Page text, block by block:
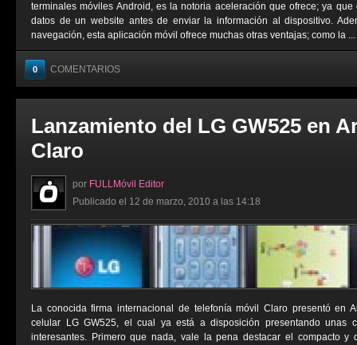
terminales móviles Android, es la notoria aceleración que ofrece; ya
datos de un website antes de enviar la información al dispositivo.
navegación, esta aplicación móvil ofrece muchas otras ventajas; como la ...
0 COMENTARIOS
Lanzamiento del LG GW525 en
Claro
por FULLMóvil Editor
Publicado el 12 de marzo, 2010 a las 14:18
La conocida firma internacional de telefonía móvil Claro presentó en
celular LG GW525, el cual ya está a disposición presentando unas
interesantes. Primero que nada, vale la pena destacar el compacto y